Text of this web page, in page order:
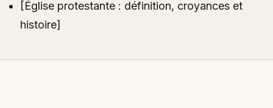
[Église protestante : définition, croyances et
histoire]